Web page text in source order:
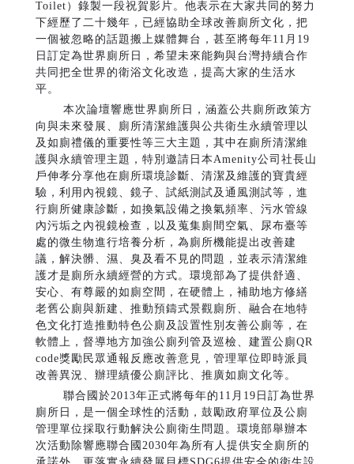
Toilet）錄製一段祝賀影片。他表示在大家共同的努力
下經歷了二十幾年，已經協助全球改善廁所文化，把
一個被忽略的話題搬上媒體舞台，甚至將每年11月19
日訂定為世界廁所日，希望未來能夠與台灣持續合作
共同把全世界的衛浴文化改造，提高大家的生活水
平。
本次論壇響應世界廁所日，涵蓋公共廁所政策方
向與未來發展、廁所清潔維護與公共衛生永續管理以
及如廁禮儀的重要性等三大主題，其中在廁所清潔維
護與永續管理主題，特別邀請日本Amenity公司社長山
戶伸孝分享他在廁所環境診斷、清潔及維護的寶貴經
驗，利用內視鏡、鏡子、試紙測試及通風測試等，進
行廁所健康診斷，如換氣設備之換氣頻率、污水管線
內污垢之內視鏡檢查，以及蒐集廁間空氣、尿布臺等
處的微生物進行培養分析，為廁所機能提出改善建
議，解決髒、濕、臭及看不見的問題，並表示清潔維
護才是廁所永續經營的方式。環境部為了提供舒適、
安心、有尊嚴的如廁空間，在硬體上，補助地方修繕
老舊公廁與新建、推動預鑄式景觀廁所、融合在地特
色文化打造推動特色公廁及設置性別友善公廁等，在
軟體上，督導地方加強公廁列管及巡檢、建置公廁QR
code獎勵民眾通報反應改善意見，管理單位即時派員
改善異況、辦理績優公廁評比、推廣如廁文化等。
聯合國於2013年正式將每年的11月19日訂為世界
廁所日，是一個全球性的活動，鼓勵政府單位及公廁
管理單位採取行動解決公廁衛生問題。環境部舉辦本
次活動除響應聯合國2030年為所有人提供安全廁所的